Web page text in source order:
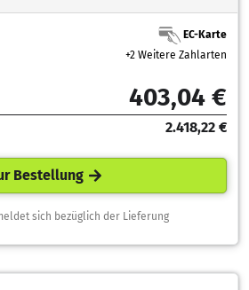
EC-Karte
+2 Weitere Zahlarten
403,04 €
2.418,22 €
Bestellung
sich bezüglich der Lieferung